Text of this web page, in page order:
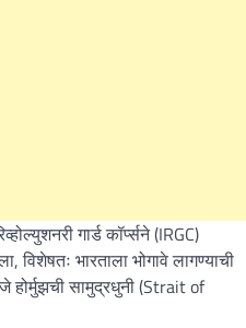
गार्ड कॉर्प्सने (IRGC)
विशेषतः भारताला भोगावे लागण्याची
सामुद्रधुनी (Strait of